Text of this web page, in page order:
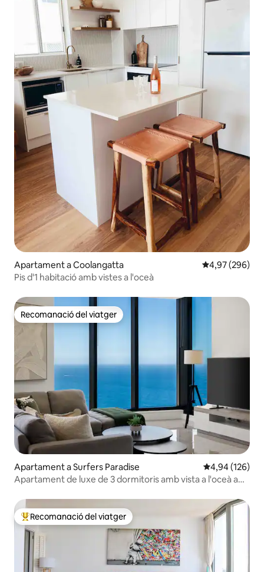
Apartament a Coolangatta 4,97 de
4,97 (296)
Pis d'1 habitació amb vistes a l'oceà
Recomanació del viatger
Recomanació del viatger
Apartament a Surfers Paradise 4,94 de
4,94 (126)
Apartament de luxe de 3 dormitoris amb vista a l'oceà a
Principals recomanacions dels viatgers
Recomanació del viatger